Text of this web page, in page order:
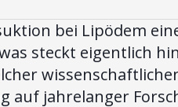
bei Lipödem
steckt eigentlich
auf jahrelanger